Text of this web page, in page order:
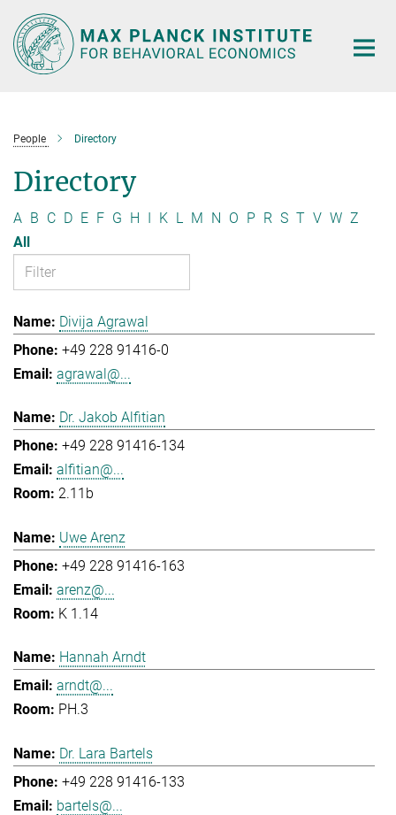
Main-
Content
People Directory
Directory
A B C D E F G H I K L M N O P R S T V W Z
All
Divija Agrawal
+49 228 91416-0
agrawal@...
Dr. Jakob Alfitian
+49 228 91416-134
alfitian@...
2.11b
Uwe Arenz
+49 228 91416-163
arenz@...
K 1.14
Hannah Arndt
arndt@...
PH.3
Dr. Lara Bartels
+49 228 91416-133
bartels@...